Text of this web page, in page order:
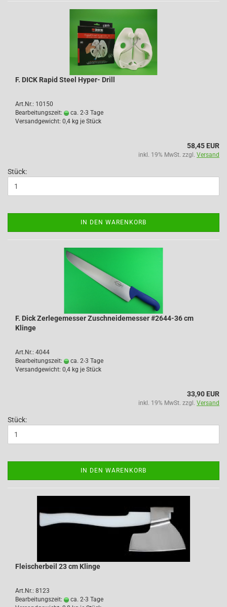
F. DICK Rapid Steel Hyper- Drill
Art.Nr.: 10150
Bearbeitungszeit:
ca. 2-3 Tage
Versandgewicht: 0,4 kg je Stück
58,45 EUR
inkl. 19% MwSt. zzgl. Versand
Stück:
IN DEN WARENKORB
F. Dick Zerlegemesser Zuschneidemesser #2644-36 cm
Klinge
Art.Nr.: 4044
Bearbeitungszeit:
ca. 2-3 Tage
Versandgewicht: 0,4 kg je Stück
33,90 EUR
inkl. 19% MwSt. zzgl. Versand
Stück:
IN DEN WARENKORB
Fleischerbeil 23 cm Klinge
Art.Nr.: 8123
Bearbeitungszeit:
ca. 2-3 Tage